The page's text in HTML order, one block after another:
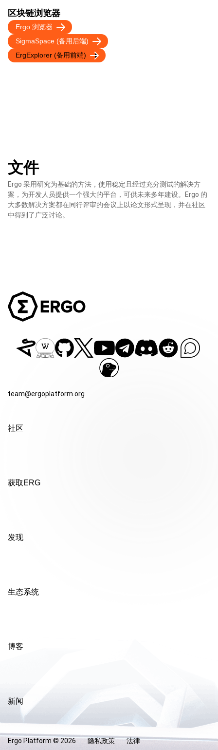
区块链浏览器
Ergo 浏览器
SigmaSpace (备用后端)
ErgExplorer (备用前端)
文件
Ergo 采用研究为基础的方法，使用稳定且经过充分测试的解决方
案，为开发人员提供一个强大的平台，可供未来多年建设。Ergo 的
大多数解决方案都在同行评审的会议上以论文形式呈现，并在社区
中得到了广泛讨论。
team@ergoplatform.org
社区
获取ERG
发现
生态系统
博客
新闻
Ergo Platform © 2026 隐私政策 法律